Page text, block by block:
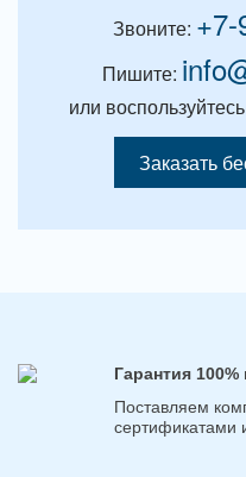
Звоните:
Пишите:
или
Заказать
Гарантия 100%
Поставляем
сертификатами